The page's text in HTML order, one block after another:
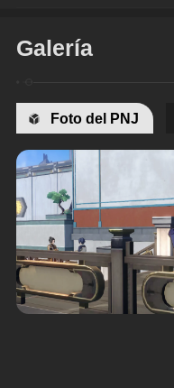
Galería
Foto del PNJ